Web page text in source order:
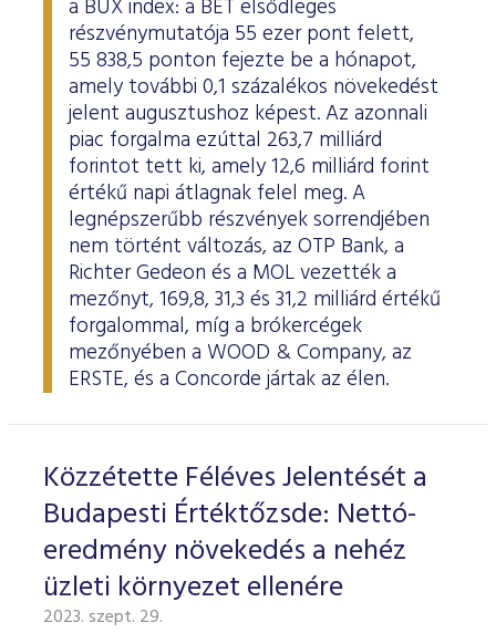
ESG Útmutató
a BUX index: a BÉT elsődleges
részvénymutatója 55 ezer pont felett,
55 838,5 ponton fejezte be a hónapot,
amely további 0,1 százalékos növekedést
jelent augusztushoz képest. Az azonnali
piac forgalma ezúttal 263,7 milliárd
forintot tett ki, amely 12,6 milliárd forint
értékű napi átlagnak felel meg. A
legnépszerűbb részvények sorrendjében
nem történt változás, az OTP Bank, a
Richter Gedeon és a MOL vezették a
mezőnyt, 169,8, 31,3 és 31,2 milliárd értékű
forgalommal, míg a brókercégek
mezőnyében a WOOD & Company, az
ERSTE, és a Concorde jártak az élen.
Közzétette Féléves Jelentését a
Budapesti Értéktőzsde: Nettó-
eredmény növekedés a nehéz
üzleti környezet ellenére
2023. szept. 29.